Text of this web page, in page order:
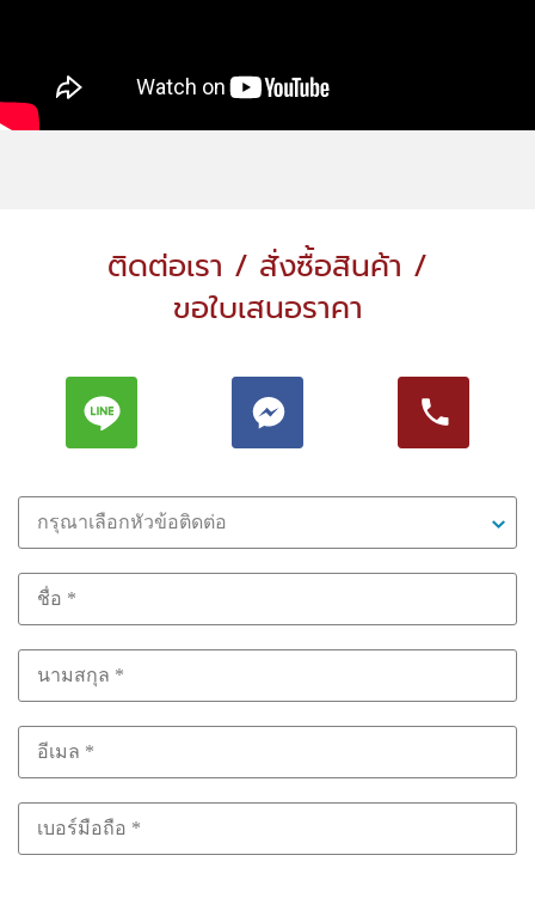
ติดต่อเรา / สั่งซื้อสินค้า /
ขอใบเสนอราคา
กรุณาเลือกหัวข้อติดต่อ